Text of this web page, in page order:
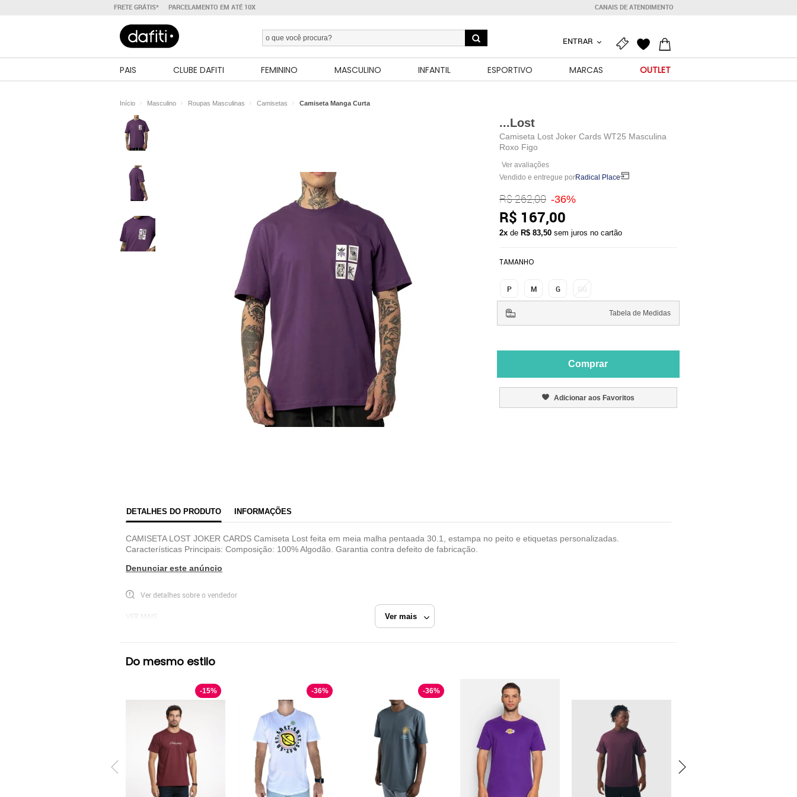
FRETE GRÁTIS* PARCELAMENTO EM ATÉ 10X CANAIS DE ATENDIMENTO
ENTRAR
PAIS CLUBE DAFITI FEMININO MASCULINO INFANTIL ESPORTIVO MARCAS OUTLET
Início Masculino Roupas Masculinas Camisetas Camiseta Manga Curta
...Lost
Camiseta Lost Joker Cards WT25 Masculina
Roxo Figo
Ver avaliações
Vendido e entregue porRadical Place
Radical Place
Razão Social
RADICAL PLACE LTDA
CNPJ
R$ 262,00 -36%
R$ 167,00
2xde R$ 83,50 sem juros no cartão
TAMANHO
P M G
Tabela de Medidas
Comprar
Adicionar aos Favoritos
DETALHES DO PRODUTO INFORMAÇÕES
Ver mais
CAMISETA LOST JOKER CARDS Camiseta Lost feita em meia malha pentaada 30.1, estampa no peito e etiquetas personalizadas.
Características Principais: Composição: 100% Algodão. Garantia contra defeito de fabricação.
Denunciar este anúncio
Ver detalhes sobre o vendedor
VER MAIS
Do mesmo estilo
-15% -36% -36%